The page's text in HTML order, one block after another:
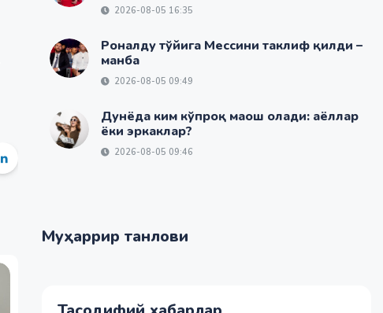
2026-08-05 16:35
Роналду тўйига Мессини таклиф қилди –
манба
2026-08-05 09:49
Дунёда ким кўпроқ маош олади: аёллар
ёки эркаклар?
2026-08-05 09:46
Муҳаррир танлови